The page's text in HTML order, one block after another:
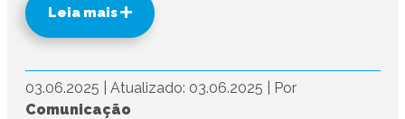
Leia mais
03.06.2025 Atualizado: 03.06.2025
Por
Comunicação